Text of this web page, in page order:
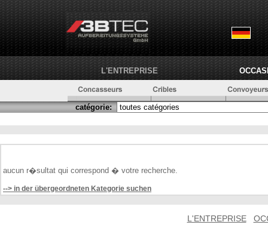
L'ENTREPRISE
catégorie:
aucun r�sultat qui correspond � votre recherche.
--> in der übergeordneten Kategorie suchen
L'ENTREPRISE